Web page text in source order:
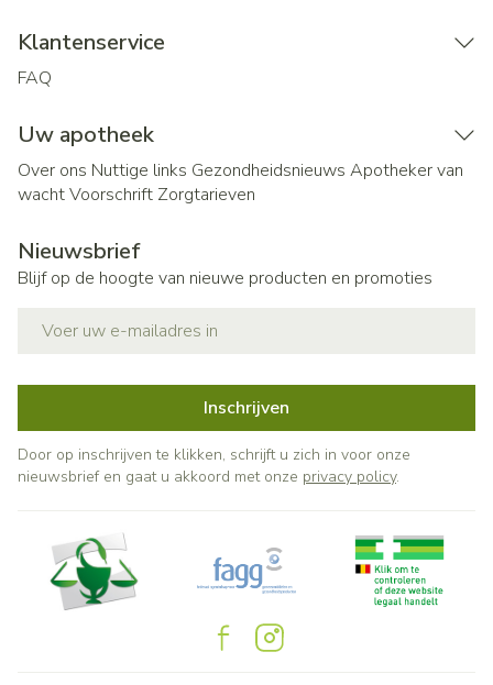
Klantenservice
FAQ
Uw apotheek
Over ons Nuttige links Gezondheidsnieuws Apotheker van
wachtVoorschrift Zorgtarieven
Nieuwsbrief
Blijf op de hoogte van nieuwe producten en promoties
Inschrijven
Door op inschrijven te klikken, schrijft u zich in voor onze
nieuwsbrief en gaat u akkoord met onze privacy policy.